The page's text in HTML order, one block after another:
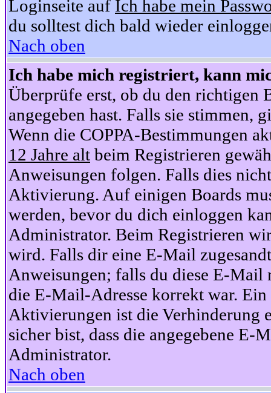
Loginseite auf Ich habe mein
du solltest dich bald wieder
Nach oben
Ich habe mich registriert, kann
Überprüfe erst, ob du den richtigen
angegeben hast. Falls sie stimmen,
Wenn die COPPA-Bestimmungen
12 Jahre alt beim Registrieren
Anweisungen folgen. Falls dies
Aktivierung. Auf einigen Boards
werden, bevor du dich einloggen
Administrator. Beim Registrieren
wird. Falls dir eine E-Mail
Anweisungen; falls du diese E-Mail
die E-Mail-Adresse korrekt war.
Aktivierungen ist die Verhinderung
sicher bist, dass die angegebene
Administrator.
Nach oben